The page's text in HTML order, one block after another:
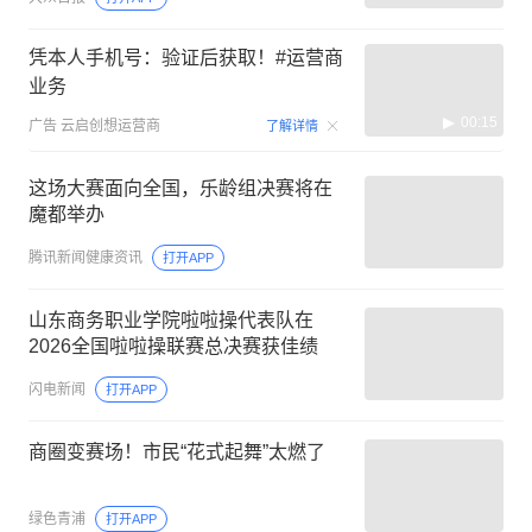
凭本人手机号：验证后获取！#运营商
业务
广告 云启创想运营商 了解详情 00:15
这场大赛面向全国，乐龄组决赛将在
魔都举办
腾讯新闻健康资讯 打开APP
山东商务职业学院啦啦操代表队在
2026全国啦啦操联赛总决赛获佳绩
闪电新闻 打开APP
商圈变赛场！市民“花式起舞”太燃了
绿色青浦 打开APP